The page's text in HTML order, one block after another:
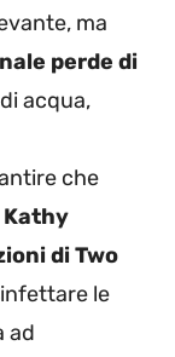
ma
perde di
acqua,
che
Kathy
di Two
le
ad